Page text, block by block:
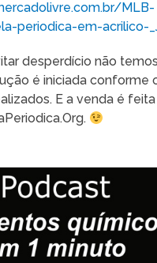
MLB-
periodica-em-acrilico-
desperdício não
é iniciada conforme
E a venda é